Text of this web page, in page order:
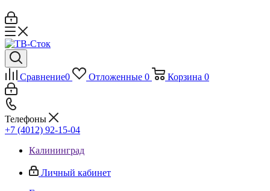
Сравнение0 Отложенные 0 Корзина 0
Телефоны
+7 (4012) 92-15-04
Калининград
Личный кабинет